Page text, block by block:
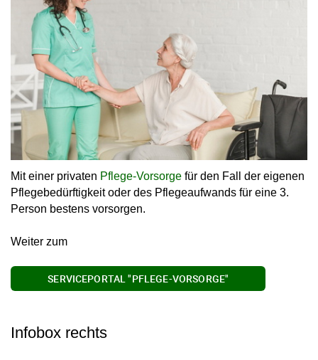
Mit einer privaten Pflege-Vorsorge für den Fall der eigenen
Pflegebedürftigkeit oder des Pflegeaufwands für eine 3.
Person bestens vorsorgen.
Weiter zum
SERVICEPORTAL "PFLEGE-VORSORGE"
Infobox rechts